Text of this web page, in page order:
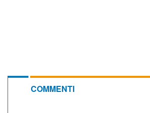
COMMENTI